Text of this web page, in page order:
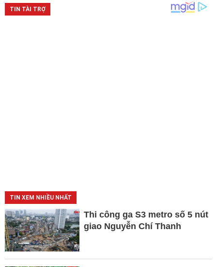
TIN XEM NHIỀU NHẤT
Thi công ga S3 metro số 5 nút
giao Nguyễn Chí Thanh